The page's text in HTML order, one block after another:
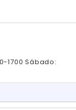
1700 Sábado: